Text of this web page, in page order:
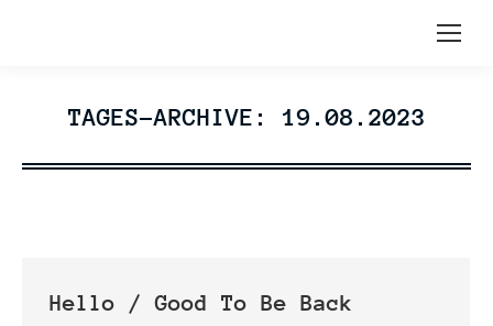
TAGES-ARCHIVE: 19.08.2023
Hello / Good To Be Back